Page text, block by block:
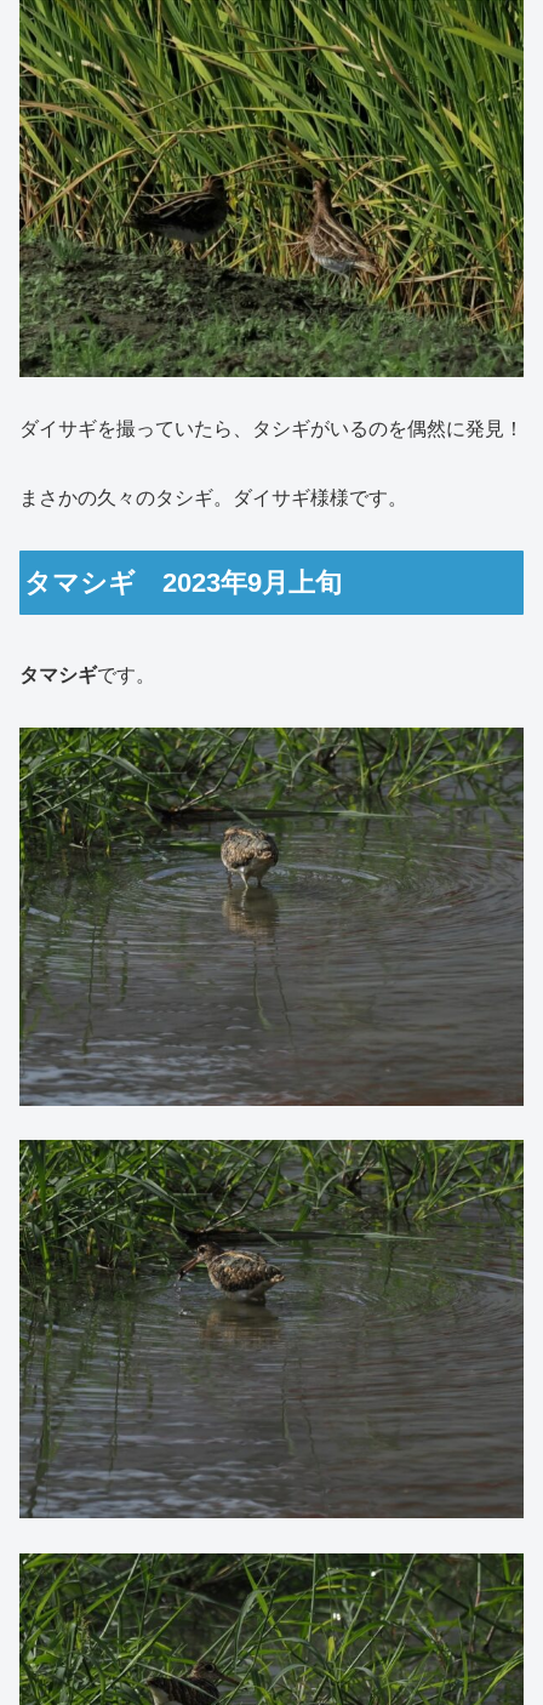
ダイサギを撮っていたら、タシギがいるのを偶然に発見！
まさかの久々のタシギ。ダイサギ様様です。
タマシギ 2023年9月上旬
タマシギです。